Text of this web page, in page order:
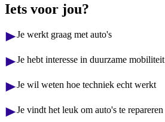
Iets voor jou?
Je werkt graag met auto's
Je hebt interesse in duurzame mobiliteit
Je wil weten hoe techniek echt werkt
Je vindt het leuk om auto's te repareren